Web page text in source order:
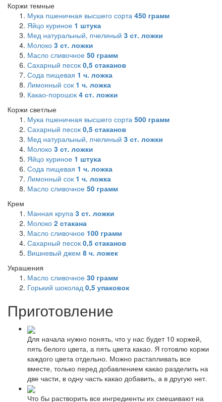
Коржи темные
Мука пшеничная высшего сорта 450 грамм
Яйцо куриное 1 штука
Мед натуральный, пчелиный 3 ст. ложки
Молоко 3 ст. ложки
Масло сливочное 50 грамм
Сахарный песок 0,5 стаканов
Сода пищевая 1 ч. ложка
Лимонный сок 1 ч. ложка
Какао-порошок 4 ст. ложки
Коржи светлые
Мука пшеничная высшего сорта 500 грамм
Сахарный песок 0,5 стаканов
Мед натуральный, пчелиный 3 ст. ложки
Молоко 3 ст. ложки
Яйцо куриное 1 штука
Сода пищевая 1 ч. ложка
Лимонный сок 1 ч. ложка
Масло сливочное 50 грамм
Крем
Манная крупа 3 ст. ложки
Молоко 2 стакана
Масло сливочное 100 грамм
Сахарный песок 0,5 стаканов
Вишневый джем 8 ч. ложек
Украшения
Масло сливочное 30 грамм
Горький шоколад 0,5 упаковок
Приготовление
Для начала нужно понять, что у нас будет 10 коржей,
пять белого цвета, а пять цвета какао. Я готовлю коржи
каждого цвета отдельно. Можно растапливать все
вместе, только перед добавлением какао разделить на
две части, в одну часть какао добавить, а в другую нет.
Что бы растворить все ингредиенты их смешивают на